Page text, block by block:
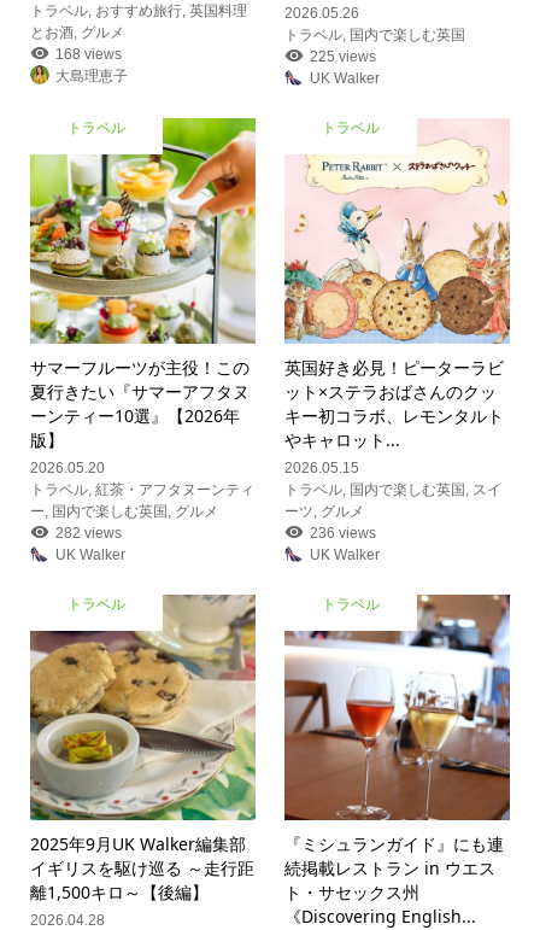
トラベル, おすすめ旅行, 英国料理
とお酒, グルメ
168 views
大島理恵子
2026.05.26
トラベル, 国内で楽しむ英国
225 views
UK Walker
トラベル
サマーフルーツが主役！この
夏行きたい『サマーアフタヌ
ーンティー10選』【2026年
版】
2026.05.20
トラベル, 紅茶・アフタヌーンティ
ー, 国内で楽しむ英国 , グルメ
282 views
UK Walker
トラベル
英国好き必見！ピーターラビ
ット×ステラおばさんのクッ
キー初コラボ、レモンタルト
やキャロット...
2026.05.15
トラベル, 国内で楽しむ英国 , スイ
ーツ, グルメ
236 views
UK Walker
トラベル
2025年9月UK Walker編集部
イギリスを駆け巡る ～走行距
離1,500キロ～【後編】
2026.04.28
トラベル
『ミシュランガイド』にも連
続掲載レストラン in ウエス
ト・サセックス州
《Discovering English...